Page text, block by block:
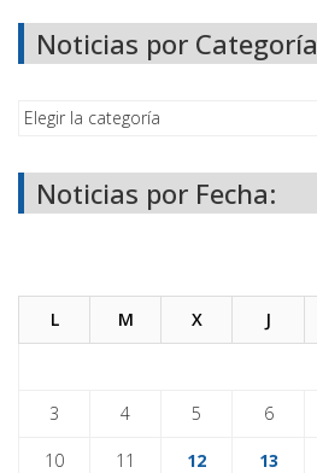
Noticias por Categoría
Noticias por Fecha:
L M X J
3 4 5 6
10 11 12 13